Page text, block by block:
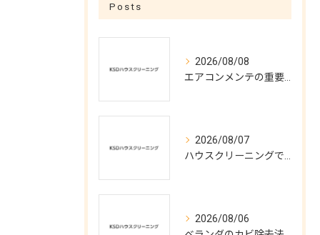
Posts
2026/08/08
2026/08/07
2026/08/06